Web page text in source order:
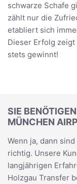
schwarze Schafe
zählt nur die
etabliert sich
Dieser Erfolg
stets gewinnt!
SIE
MÜNCHEN
Wenn ja, dann
richtig. Unsere
langjährigen
Holzgau Transfer